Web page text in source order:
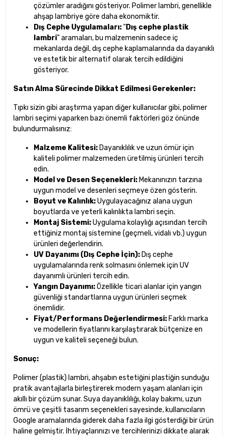
çözümler aradığını gösteriyor. Polimer lambri, genellikle
ahşap lambriye göre daha ekonomiktir.
Dış Cephe Uygulamaları:"Dış cephe plastik
lambri" aramaları, bu malzemenin sadece iç
mekanlarda değil, dış cephe kaplamalarında da dayanıklı
ve estetik bir alternatif olarak tercih edildiğini
gösteriyor.
Satın Alma Sürecinde Dikkat Edilmesi Gerekenler:
Tıpkı sizin gibi araştırma yapan diğer kullanıcılar gibi, polimer
lambri seçimi yaparken bazı önemli faktörleri göz önünde
bulundurmalısınız:
Malzeme Kalitesi: Dayanıklılık ve uzun ömür için
kaliteli polimer malzemeden üretilmiş ürünleri tercih
edin.
Model ve Desen Seçenekleri: Mekanınızın tarzına
uygun model ve desenleri seçmeye özen gösterin.
Boyut ve Kalınlık:Uygulayacağınız alana uygun
boyutlarda ve yeterli kalınlıkta lambri seçin.
Montaj Sistemi:Uygulama kolaylığı açısından tercih
ettiğiniz montaj sistemine (geçmeli, vidalı vb.) uygun
ürünleri değerlendirin.
UV Dayanımı (Dış Cephe İçin): Dış cephe
uygulamalarında renk solmasını önlemek için UV
dayanımlı ürünleri tercih edin.
Yangın Dayanımı:Özellikle ticari alanlar için yangın
güvenliği standartlarına uygun ürünleri seçmek
önemlidir.
Fiyat/Performans Değerlendirmesi: Farklı marka
ve modellerin fiyatlarını karşılaştırarak bütçenize en
uygun ve kaliteli seçeneği bulun.
Sonuç:
Polimer (plastik) lambri, ahşabın estetiğini plastiğin sunduğu
pratik avantajlarla birleştirerek modern yaşam alanları için
akıllı bir çözüm sunar. Suya dayanıklılığı, kolay bakımı, uzun
ömrü ve çeşitli tasarım seçenekleri sayesinde, kullanıcıların
Google aramalarında giderek daha fazla ilgi gösterdiği bir ürün
haline gelmiştir. İhtiyaçlarınızı ve tercihlerinizi dikkate alarak